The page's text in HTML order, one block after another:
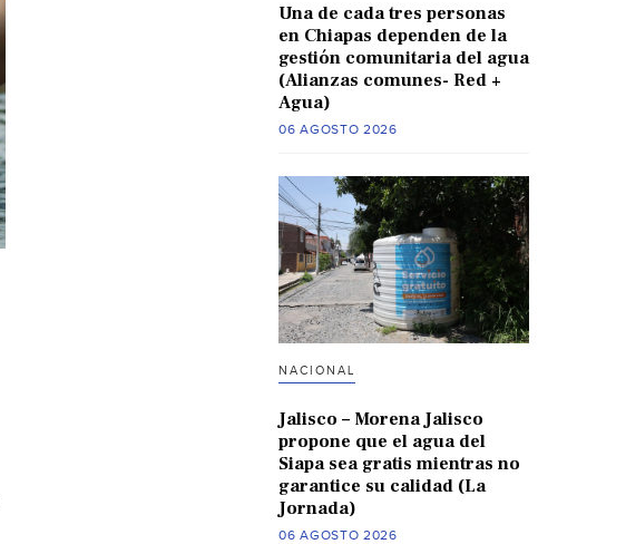
Una de cada tres personas
en Chiapas dependen de la
gestión comunitaria del agua
(Alianzas comunes- Red +
Agua)
06 AGOSTO 2026
NACIONAL
Jalisco – Morena Jalisco
propone que el agua del
Siapa sea gratis mientras no
garantice su calidad (La
Jornada)
06 AGOSTO 2026